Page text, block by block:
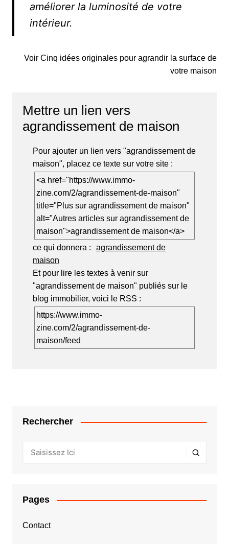
améliorer la luminosité de votre
intérieur.
Voir Cinq idées originales pour agrandir la surface de
votre maison
Mettre un lien vers
agrandissement de maison
Pour ajouter un lien vers "agrandissement de
maison", placez ce texte sur votre site :
<a href="https://www.immo-
zine.com/2/agrandissement-de-maison"
title="Plus sur agrandissement de maison"
alt="Autres articles sur agrandissement de
maison">agrandissement de maison</a>
ce qui donnera :
agrandissement de
maison
Et pour lire les textes à venir sur
"agrandissement de maison" publiés sur le
blog immobilier, voici le RSS :
https://www.immo-
zine.com/2/agrandissement-de-
maison/feed
Rechercher
Pages
Contact